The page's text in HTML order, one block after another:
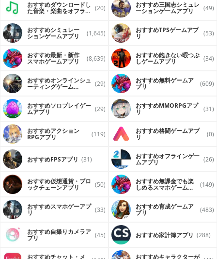
おすすめダウンロードし
た音楽・楽曲をオフライ (20) おすすめ三国志シミュレ
ーションゲームアプリ (49)
おすすめシミュレー
ションゲームアプリ (1,645) おすすめTPSゲームアプ
リ (53)
おすすめ最新・新作
スマホゲームアプリ (8,639) おすすめ飽きない暇つぶ
しゲームアプリ (34)
おすすめオンラインシュ
ーティングゲーム (29) おすすめ無料ゲームア
プリ (609)
おすすめソロプレイゲー
ムアプリ (29) おすすめ MMORPGアプ
リ (31)
おすすめアクション
RPGアプリ (119) おすすめ格闘ゲームアプ
リ (0)
おすすめFPSアプリ (31) おすすめオフラインゲー
ムアプリ (26)
おすすめ仮想通貨・ブロ
ックチェーンアプリ (50) おすすめ無課金でも楽
しめるスマホゲームア (149)
おすすめスマホゲーアプ
リ (33) おすすめ育成ゲームア
プリ (483)
おすすめ自撮りカメラア
プリ (45) おすすめ家計簿アプリ (288)
おすすめチャット・メ おすすめキャラクターが